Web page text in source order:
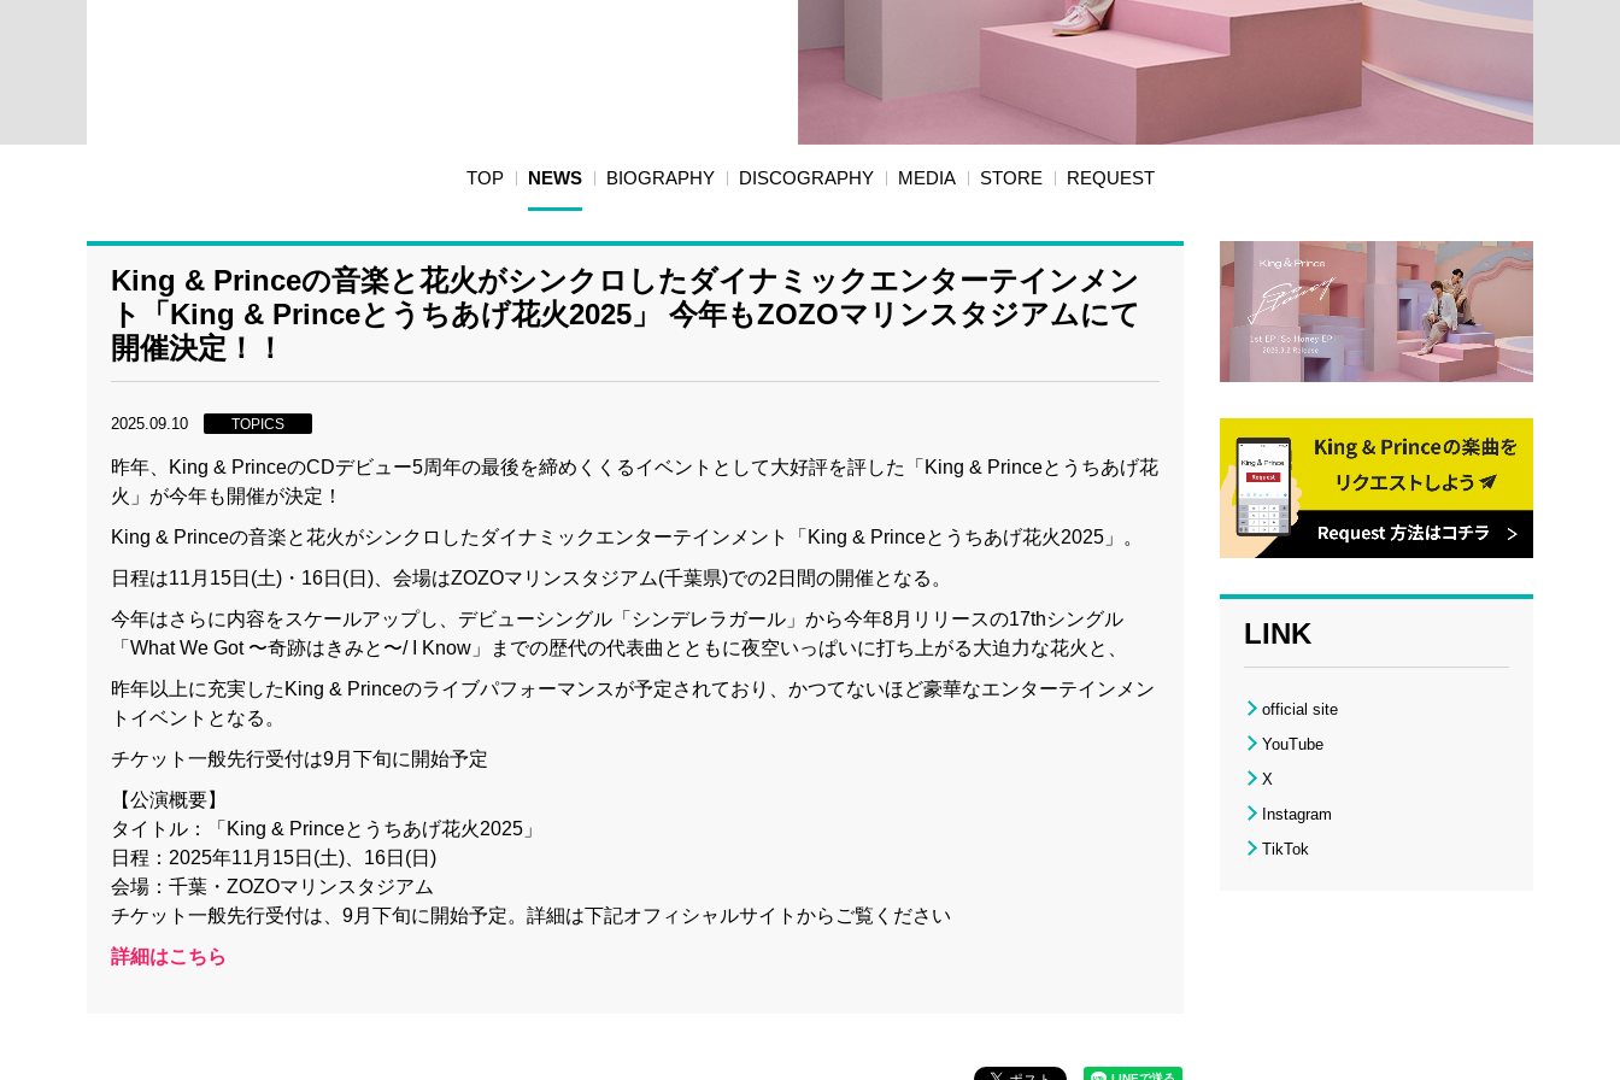
TOP NEWS BIOGRAPHY DISCOGRAPHY MEDIA STORE REQUEST
King & Princeの音楽と花火がシンクロしたダイナミックエンターテインメン
ト「King & Princeとうちあげ花火2025」 今年もZOZOマリンスタジアムにて
開催決定！！
2025.09.10 TOPICS
昨年、King & PrinceのCDデビュー5周年の最後を締めくくるイベントとして大好評を評した「King & Princeとうちあげ花
火」が今年も開催が決定！
King & Princeの音楽と花火がシンクロしたダイナミックエンターテインメント「King & Princeとうちあげ花火2025」。
日程は11月15日(土)・16日(日)、会場はZOZOマリンスタジアム(千葉県)での2日間の開催となる。
今年はさらに内容をスケールアップし、デビューシングル「シンデレラガール」から今年8月リリースの17thシングル
「What We Got 〜奇跡はきみと〜/ I Know」までの歴代の代表曲とともに夜空いっぱいに打ち上がる大迫力な花火と、
昨年以上に充実したKing & Princeのライブパフォーマンスが予定されており、かつてないほど豪華なエンターテインメン
トイベントとなる。
チケット一般先行受付は9月下旬に開始予定
【公演概要】
タイトル：「King & Princeとうちあげ花火2025」
日程：2025年11月15日(土)、16日(日)
会場：千葉・ZOZOマリンスタジアム
チケット一般先行受付は、9月下旬に開始予定。詳細は下記オフィシャルサイトからご覧ください
詳細はこちら
LINK
official site
YouTube
X
Instagram
TikTok